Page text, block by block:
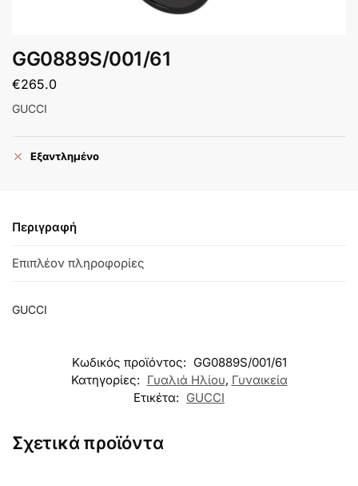
GG0889S/001/61
€265.0
GUCCI
Εξαντλημένο
Περιγραφή
Επιπλέον πληροφορίες
GUCCI
Κωδικός προϊόντος: GG0889S/001/61
Κατηγορίες: Γυαλιά Ηλίου, Γυναικεία
Ετικέτα: GUCCI
Σχετικά προϊόντα